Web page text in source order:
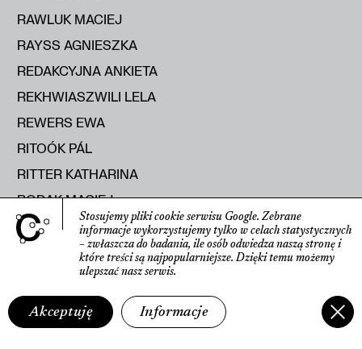
RAWLUK MACIEJ
RAYSS AGNIESZKA
REDAKCYJNA ANKIETA
REKHWIASZWILI LELA
REWERS EWA
RITOÓK PÁL
RITTER KATHARINA
RODAK MACIEJ
ROLEČEK ALEŠ
ROMANIUK MICHAŁ
ROOST FRANK
ROSA AGOSTINO DE
ROSELLI SISSI
Stosujemy pliki cookie serwisu Google. Zebrane
informacje wyko­rzystujemy tylko w celach statys­tycznych
– zwłaszcza do badania, ile osób odwiedza naszą stronę i
które treści są najpopularniejsze.Dzięki temu możemy
ulepszać nasz serwis.
Akceptuję Informacje